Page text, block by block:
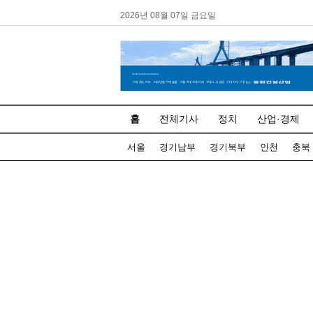
2026년 08월 07일 금요일
홈 전체기사 정치 산업·경제
서울 경기남부 경기북부 인천 충북